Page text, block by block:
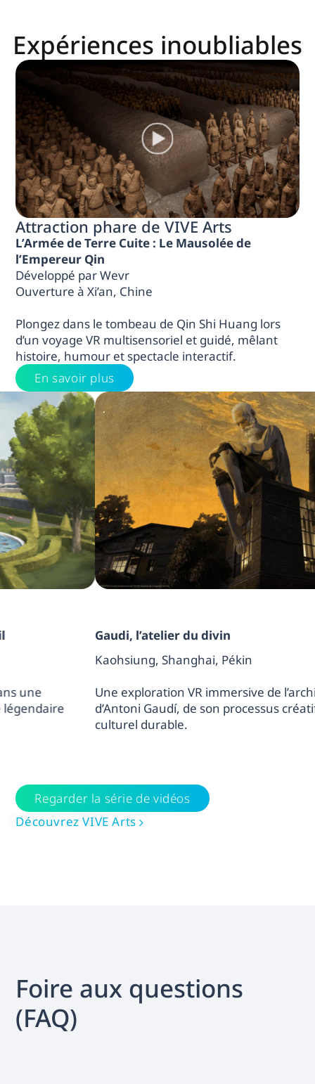
Expériences inoubliables
Attraction phare de VIVE Arts
L’Armée de Terre Cuite : Le Mausolée de
l’Empereur Qin
Développé par Wevr
Ouverture à Xi’an, Chine
Plongez dans le tombeau de Qin Shi Huang lors
d’un voyage VR multisensoriel et guidé, mêlant
histoire, humour et spectacle interactif.
En savoir plus
Gaudi, l’atelier du divin
Kaohsiung, Shanghai, Pékin
Une exploration VR immersive de l’architecture
d’Antoni Gaudí, de son processus créatif et de son
culturel durable.
Regarder la série de vidéos
Découvrez VIVE Arts
Foire aux questions
(FAQ)